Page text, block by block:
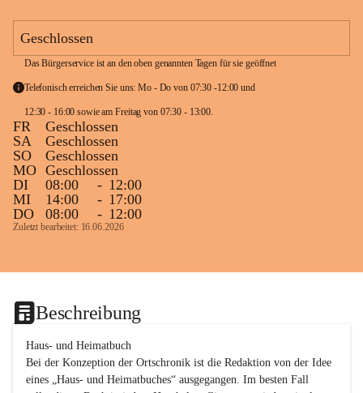
Geschlossen
Das Bürgerservice ist an den oben genannten Tagen für sie geöffnet
Telefonisch erreichen Sie uns: Mo - Do von 07:30 -12:00 und
FR
Geschlossen
SA
Geschlossen
SO
Geschlossen
MO Geschlossen
DI
08:00 - 12:00
MI
14:00 - 17:00
DO
08:00 - 12:00
Zuletzt bearbeitet: 16.06.2026
Beschreibung
Haus- und Heimatbuch
Bei der Konzeption der Ortschronik ist die Redaktion von der Idee
eines „Haus- und Heimatbuches“ ausgegangen. Im besten Fall